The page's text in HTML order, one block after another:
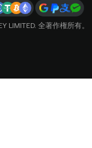
LIMITED. 全著作権所有。